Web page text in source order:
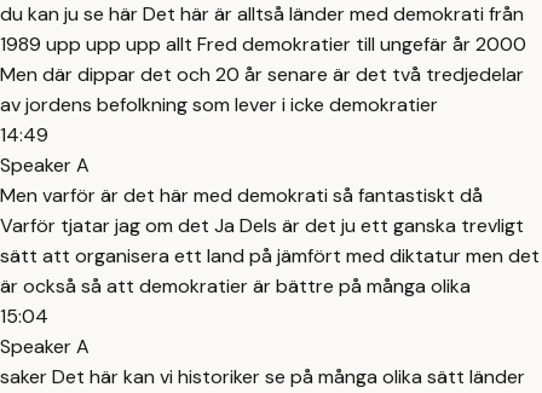
du kan ju se här Det här är alltså länder med demokrati från
1989 upp upp upp allt Fred demokratier till ungefär år 2000
Men där dippar det och 20 år senare är det två tredjedelar
av jordens befolkning som lever i icke demokratier
14:49
Speaker A
Men varför är det här med demokrati så fantastiskt då
Varför tjatar jag om det Ja Dels är det ju ett ganska trevligt
sätt att organisera ett land på jämfört med diktatur men det
är också så att demokratier är bättre på många olika
15:04
Speaker A
saker Det här kan vi historiker se på många olika sätt länder